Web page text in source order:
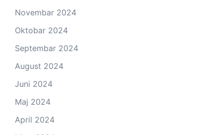
Novembar 2024
Oktobar 2024
Septembar 2024
August 2024
Juni 2024
Maj 2024
April 2024